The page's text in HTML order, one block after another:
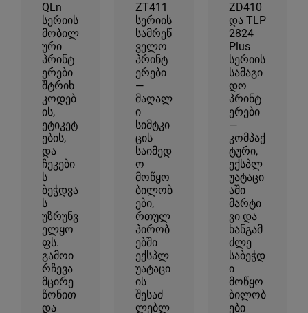
QLn
სერიის
მობილ
ური
პრინტ
ერები
შტრიხ
კოდებ
ის,
ეტიკეტ
ების,
და
ჩეკები
ს
ბეჭდვა
ს
უზრუნვ
ელყო
ფს.
გამოი
რჩევა
მცირე
წონით
და
ZT411
სერიის
სამრეწ
ველო
პრინტ
ერები
—
მაღალ
ი
სიმტკი
ცის
საიმედ
ო
მოწყო
ბილობ
ები,
რთულ
პირობ
ებში
ექსპლ
უატაცი
ის
შესაძ
ლებლ
ZD410
და TLP
2824
Plus
სერიის
სამაგი
დო
პრინტ
ერები
—
კომპაქ
ტური,
ექსპლ
უატაცი
აში
მარტი
ვი და
ხანგამ
ძლე
საბეჭდ
ი
მოწყო
ბილობ
ები